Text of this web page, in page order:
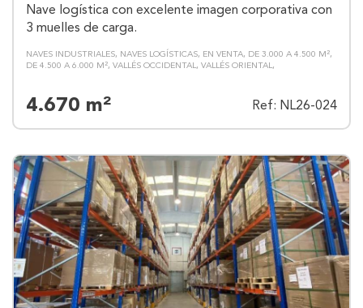
Nave logística con excelente imagen corporativa con
3 muelles de carga.
NAVES INDUSTRIALES NAVES LOGÍSTICAS EN VENTA
DE 3.000 A 4.500 M²
DE 4.500 A 6.000 M² VALLÉS OCCIDENTAL VALLÉS ORIENTAL
4.670 m² Ref: NL26-024